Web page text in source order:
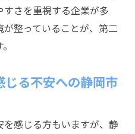
評価されるスキルと経
た第二新卒の実体験紹
強みを活かした転職事
ておきたい転職事情
さを重視する企業が多
整っていることが、第二
る不安への静岡市
を感じる方もいますが、静